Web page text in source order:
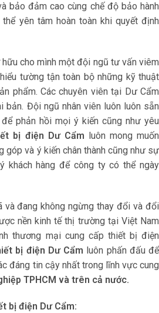
bảo đảm cao cùng chế độ bảo hành
yên tâm hoàn toàn khi quyết định
hữu cho mình một đội ngũ tư vấn viêm
tường tận toàn bộ những kỹ thuật
phẩm. Các chuyên viên tại Dư Cẩm
Đội ngũ nhân viên luôn luôn sẵn
phản hồi mọi ý kiến cũng như yêu
bị điện Dư Cẩm luôn mong muốn
góp và ý kiến chân thành cũng như sự
khách hàng để công ty có thể ngày
và đang không ngừng thay đổi và đổi
nền kinh tế thị trường tại Việt Nam
thương mại cung cấp thiết bị điện
bị điện Dư Cẩm luôn phấn đấu để
đáng tin cậy nhất trong lĩnh vực cung
TPHCM và trên cả nước.
bị điện Dư Cẩm: